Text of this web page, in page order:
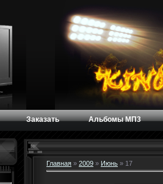
Заказать Альбомы МП3
Главная » 2009 » Июнь » 17